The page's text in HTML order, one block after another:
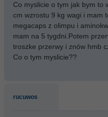
Co myslicie o tym jak bym to
cm wzrostu 9 kg wagi i mam
megacaps z olimpu i
mam na 5 tygdni.Potem
troszke przerwy i znów hmb
Co o tym myslicie??
rucuwos